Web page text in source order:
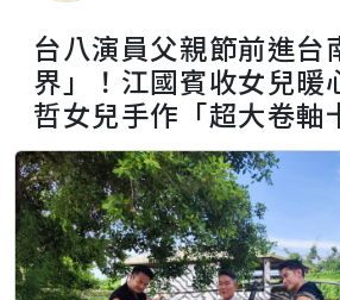
台八演員父親節前進台
界」！江國賓收女兒
哲女兒手作「超大卷軸